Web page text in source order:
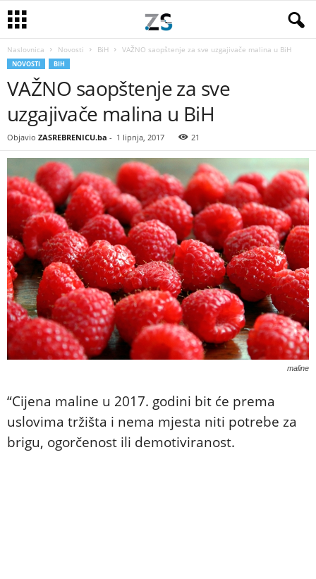
Naslovnica Novosti BiH VAŽNO saopštenje za sve uzgajivače malina u BiH
NOVOSTI BIH
VAŽNO saopštenje za sve
uzgajivače malina u BiH
Objavio ZASREBRENICU.ba - 1 lipnja, 2017 21
maline
“Cijena maline u 2017. godini bit će prema
uslovima tržišta i nema mjesta niti potrebe za
brigu, ogorčenost ili demotiviranost.